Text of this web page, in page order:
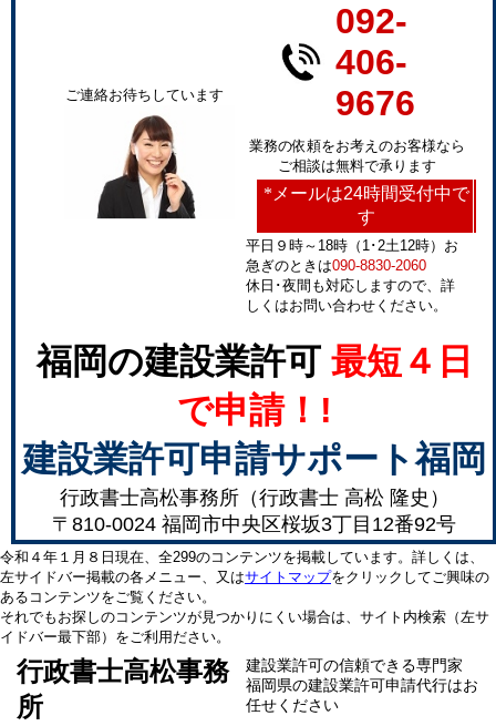
ご連絡お待ちしています
092-
406-
9676
業務の依頼をお考えのお客様なら
ご相談は無料で承ります
* メールは24時間受付中で
す
平日９時～18時（1･2土12時）お
急ぎのときは090-8830-2060
休日･夜間も対応しますので、詳
しくはお問い合わせください。
福岡の建設業許可 最短４日
で申請！!
建設業許可申請サポート福岡
行政書士高松事務所（行政書士 高松 隆史）
〒810-0024 福岡市中央区桜坂3丁目12番92号
令和４年１月８日現在、全299のコンテンツを掲載しています。詳しくは、
左サイドバー掲載の各メニュー、又はサイトマップをクリックしてご興味の
あるコンテンツをご覧ください。
それでもお探しのコンテンツが見つかりにくい場合は、サイト内検索（左サ
イドバー最下部）をご利用ださい。
行政書士高松事務
所
建設業許可の信頼できる専門家
福岡県の建設業許可申請代行はお
任せください